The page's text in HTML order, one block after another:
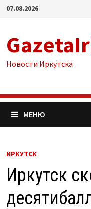
Перейти
07.08.2026
Новости Иркутска
МЕНЮ
ИРКУТСК
Иркутск